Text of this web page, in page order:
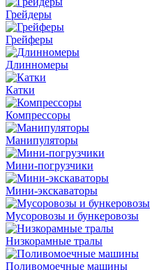
Грейдеры
Грейферы
Длинномеры
Катки
Компрессоры
Манипуляторы
Мини-погрузчики
Мини-экскаваторы
Мусоровозы и бункеровозы
Низкорамные тралы
Поливомоечные машины